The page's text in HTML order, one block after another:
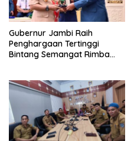
Gubernur Jambi Raih
Penghargaan Tertinggi
Bintang Semangat Rimba